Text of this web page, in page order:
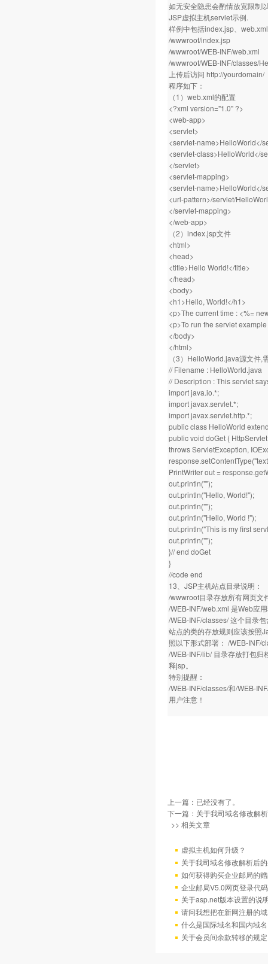
如无安全隐患会酌情放宽限制
JSP虚拟主机servlet示例.
样例中包括index.jsp、
/wwwroot/index.jsp
/wwwroot/WEB-INF/web.xml
/wwwroot/WEB-INF/classes/
上传后访问 http://yourdomain/
程序如下：
（1）web.xml的配置
<?xml version="1.0" ?>
<web-app>
<servlet>
<servlet-name>HelloWorld</
<servlet-class>HelloWorld</
</servlet>
<servlet-mapping>
<servlet-name>HelloWorld</
<url-pattern>/servlet/
</servlet-mapping>
</web-app>
（2）index.jsp文件
<html>
<head>
<title>Hello World!</title>
</head>
<body>
<h1>Hello, World!</h1>
<p>The current time : <%=
<p>To run the servlet
</body>
</html>
（3）HelloWorld.java源文件
// Filename : HelloWorld.java
// Description : This servlet
import java.io.*;
import javax.servlet.*;
import javax.servlet.http.*;
public class HelloWorld
public void doGet (
throws ServletException,
PrintWriter out =
out.println("");
out.println("Hello, World!");
out.println("");
out.println("Hello, World !");
out.println("This is my first
out.println("");
}// end doGet
}
//code end
13、JSP主机站点目录说明：
/wwwroot目录存放所有网页文
/WEB-INF/web.xml 是Web应
/WEB-INF/classes/ 这个目录
站点的类的存放规则应该按照
照以下形式部署： /WEB-INF/
/WEB-INF/lib/ 目录存放打包
释jsp。
特别提醒：
/WEB-INF/classes/和/WEB-
用户注意！
上一篇：已经没有了。
下一篇： 关于我司域名修改解
>> 相关文章
虚拟主机如何升级？
关于我司域名修改解析后
如何获得购买企业邮局的
企业邮局V5.0网页登录代码
关于asp.net版本设置的说
请问我想把在新网注册的
什么是国际域名和国内域
关于会员间余款转移的规定